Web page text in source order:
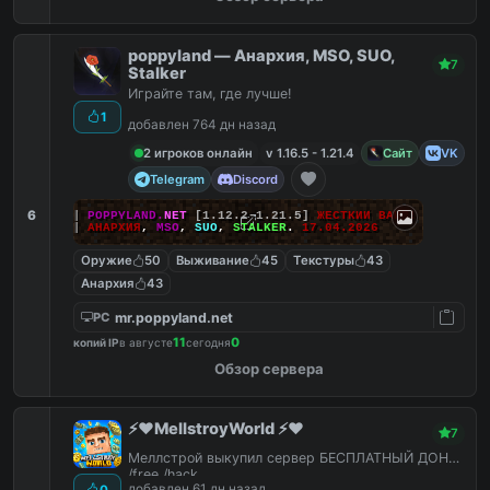
6
1
poppyland — Анархия, MSO, SUO,
Stalker
7
Играйте там, где лучше!
добавлен 764 дн назад
2 игроков онлайн
v 1.16.5 - 1.21.4 Сайт
VK
Telegram
Discord
POPPYLAND. NET[1.12.2-1.21.5] ЖЕСТКИЙ ВАЙП!
АНАРХИЯ, MSO, SUO, STALKER. 17.04.2026
Оружие 50 Выживание 45 Текстуры
43
Анархия
43
PC mr.poppyland.net
копий IPв августе11сегодня0
Обзор сервера
⚡️❤️MellstroyWorld ⚡️❤️ 7
Меллстрой выкупил сервер БЕСПЛАТНЫЙ ДОНАТ
/free /hack